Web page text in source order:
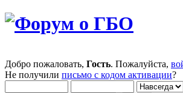
Добро пожаловать, Гость. Пожалуйста,
Не получили письмо с кодом активации?